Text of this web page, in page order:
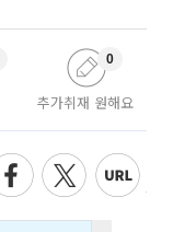
추가취재 원해요
0